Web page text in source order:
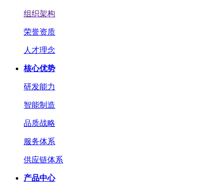
组织架构
荣誉资质
人才理念
核心优势
研发能力
智能制造
品质战略
服务体系
供应链体系
产品中心